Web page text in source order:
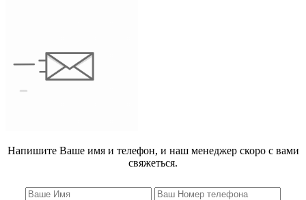
Напишите Ваше имя и телефон, и наш менеджер скоро с вами
свяжеться.